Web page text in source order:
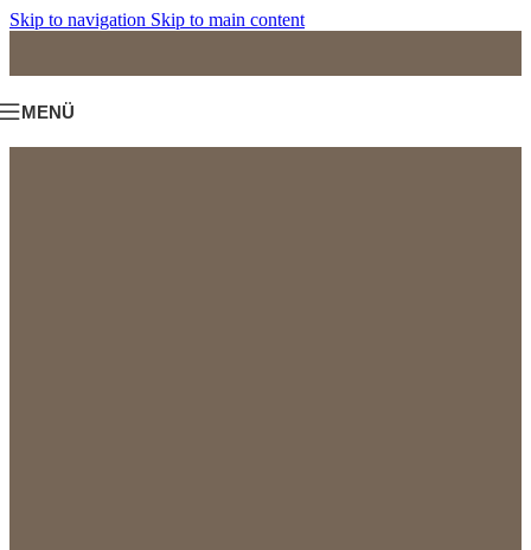
Skip to navigation Skip to main content
MENÜ